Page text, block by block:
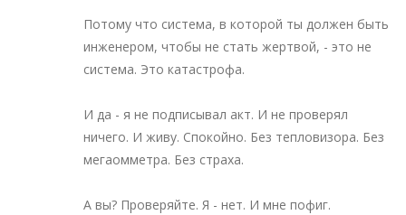
Потому что система, в которой ты должен быть
инженером, чтобы не стать жертвой, - это не
система. Это катастрофа.
И да - я не подписывал акт. И не проверял
ничего. И живу. Спокойно. Без тепловизора. Без
мегаомметра. Без страха.
А вы? Проверяйте. Я - нет. И мне пофиг.